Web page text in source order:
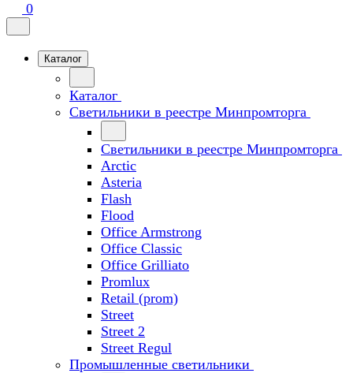
0
Каталог
Каталог
Светильники в реестре Минпромторга
Светильники в реестре Минпромторга
Arctic
Asteria
Flash
Flood
Office Armstrong
Office Classic
Office Grilliato
Promlux
Retail (prom)
Street
Street 2
Street Regul
Промышленные светильники